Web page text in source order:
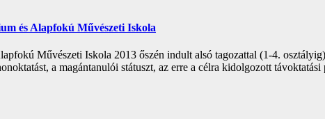
és Alapfokú Művészeti Iskola
Művészeti Iskola 2013 őszén indult alsó tagozattal (1-4.
a magántanulói státuszt, az erre a célra kidolgozott